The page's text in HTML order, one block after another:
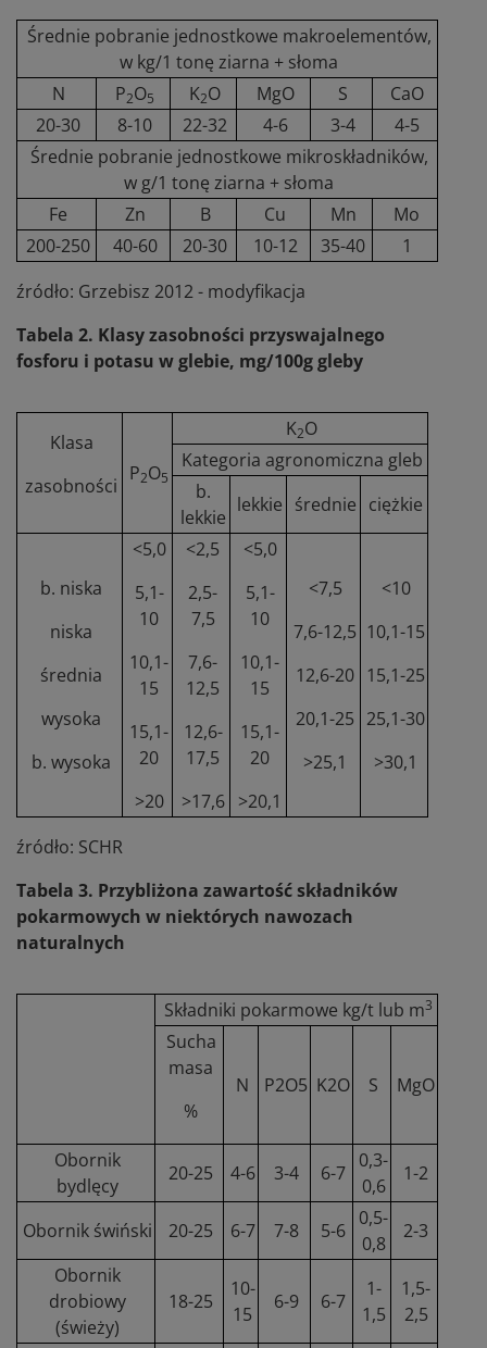
Średnie pobranie jednostkowe makroelementów,
w kg/1 tonę ziarna + słoma
N
P2O5 K2O MgO S
CaO
20-30
8-10 22-32 4-6 3-4
4-5
Średnie pobranie jednostkowe mikroskładników,
w g/1 tonę ziarna + słoma
Fe
Zn B Cu Mn
Mo
200-250
40-60 20-30 10-12 35-40
1
źródło: Grzebisz 2012 - modyfikacja
Tabela 2. Klasy zasobności przyswajalnego
fosforu i potasu w glebie, mg/100g gleby
Klasa
zasobności
P2O5
K2O
Kategoria agronomiczna gleb
b.
lekkie
lekkie średnie ciężkie
b. niska
niska
średnia
wysoka
b. wysoka
<5,0
5,1-
10
10,1-
15
15,1-
20
>20
<2,5
2,5-
7,5
7,6-
12,5
12,6-
17,5
>17,6
<5,0
5,1-
10
10,1-
15
15,1-
20
>20,1
<7,5
7,6-12,5
12,6-20
20,1-25
>25,1
<10
10,1-15
15,1-25
25,1-30
>30,1
źródło: SCHR
Tabela 3. Przybliżona zawartość składników
pokarmowych w niektórych nawozach
naturalnych
Składniki pokarmowe kg/t lub m3
Sucha
masa
%
N P2O5 K2O S MgO
Obornik
bydlęcy
20-25 4-6 3-4 6-7
0,3-
0,6
1-2
Obornik świński 20-25 6-7 7-8 5-6
0,5-
0,8
2-3
Obornik
drobiowy
(świeży)
18-25
10-
15
6-9 6-7
1-
1,5
1,5-
2,5